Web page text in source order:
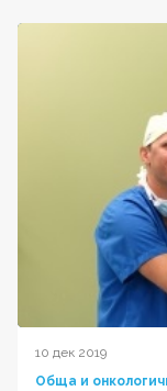
10 дек 2019
Обща и